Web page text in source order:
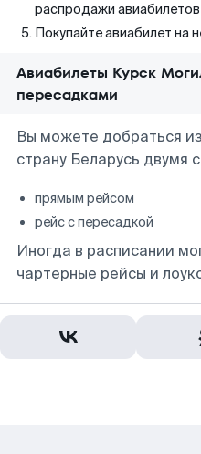
распродажи
Покупайте авиабилет на
Авиабилеты Курск
пересадками
Вы можете добраться
страну Беларусь двумя
прямым рейсом
рейс с пересадкой
Иногда в расписании
чартерные рейсы и